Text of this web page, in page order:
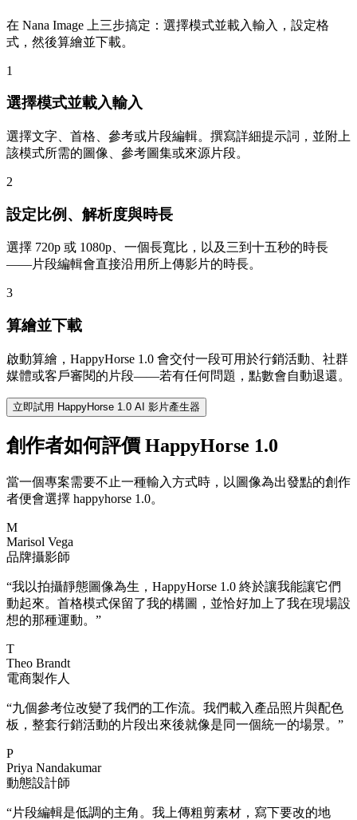
在 Nana Image 上三步搞定：選擇模式並載入輸入，設定格
式，然後算繪並下載。
1
選擇模式並載入輸入
選擇文字、首格、參考或片段編輯。撰寫詳細提示詞，並附上
該模式所需的圖像、參考圖集或來源片段。
2
設定比例、解析度與時長
選擇 720p 或 1080p、一個長寬比，以及三到十五秒的時長
——片段編輯會直接沿用所上傳影片的時長。
3
算繪並下載
啟動算繪，HappyHorse 1.0 會交付一段可用於行銷活動、社群
媒體或客戶審閱的片段——若有任何問題，點數會自動退還。
立即試用 HappyHorse 1.0 AI 影片產生器
創作者如何評價 HappyHorse 1.0
當一個專案需要不止一種輸入方式時，以圖像為出發點的創作
者便會選擇 happyhorse 1.0。
M
Marisol Vega
品牌攝影師
“我以拍攝靜態圖像為生，HappyHorse 1.0 終於讓我能讓它們
動起來。首格模式保留了我的構圖，並恰好加上了我在現場設
想的那種運動。 ”
T
Theo Brandt
電商製作人
“九個參考位改變了我們的工作流。我們載入產品照片與配色
板，整套行銷活動的片段出來後就像是同一個統一的場景。 ”
P
Priya Nandakumar
動態設計師
“片段編輯是低調的主角。我上傳粗剪素材，寫下要改的地